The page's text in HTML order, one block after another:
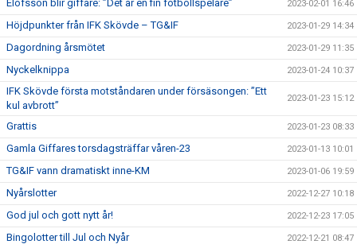
Elofsson blir giffare: ”Det är en fin fotbollspelare” 2023-02-01 16:46
Höjdpunkter från IFK Skövde – TG&IF 2023-01-29 14:34
Dagordning årsmötet 2023-01-29 11:35
Nyckelknippa 2023-01-24 10:37
IFK Skövde första motståndaren under försäsongen: ”Ett
kul avbrott”
2023-01-23 15:12
Grattis 2023-01-23 08:33
Gamla Giffares torsdagsträffar våren-23 2023-01-13 10:01
TG&IF vann dramatiskt inne-KM 2023-01-06 19:59
Nyårslotter 2022-12-27 10:18
God jul och gott nytt år! 2022-12-23 17:05
Bingolotter till Jul och Nyår 2022-12-21 08:47